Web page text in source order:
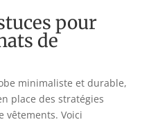
pour
de
minimaliste et durable,
place des stratégies
vêtements. Voici